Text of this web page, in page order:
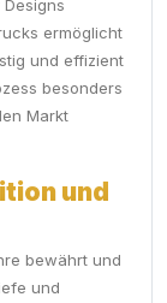
ermöglicht
und effizient
besonders
Markt
und
bewährt und
und